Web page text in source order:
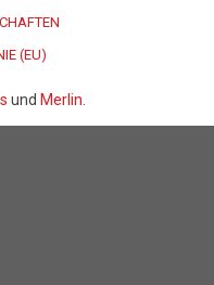
(EU)
und Merlin